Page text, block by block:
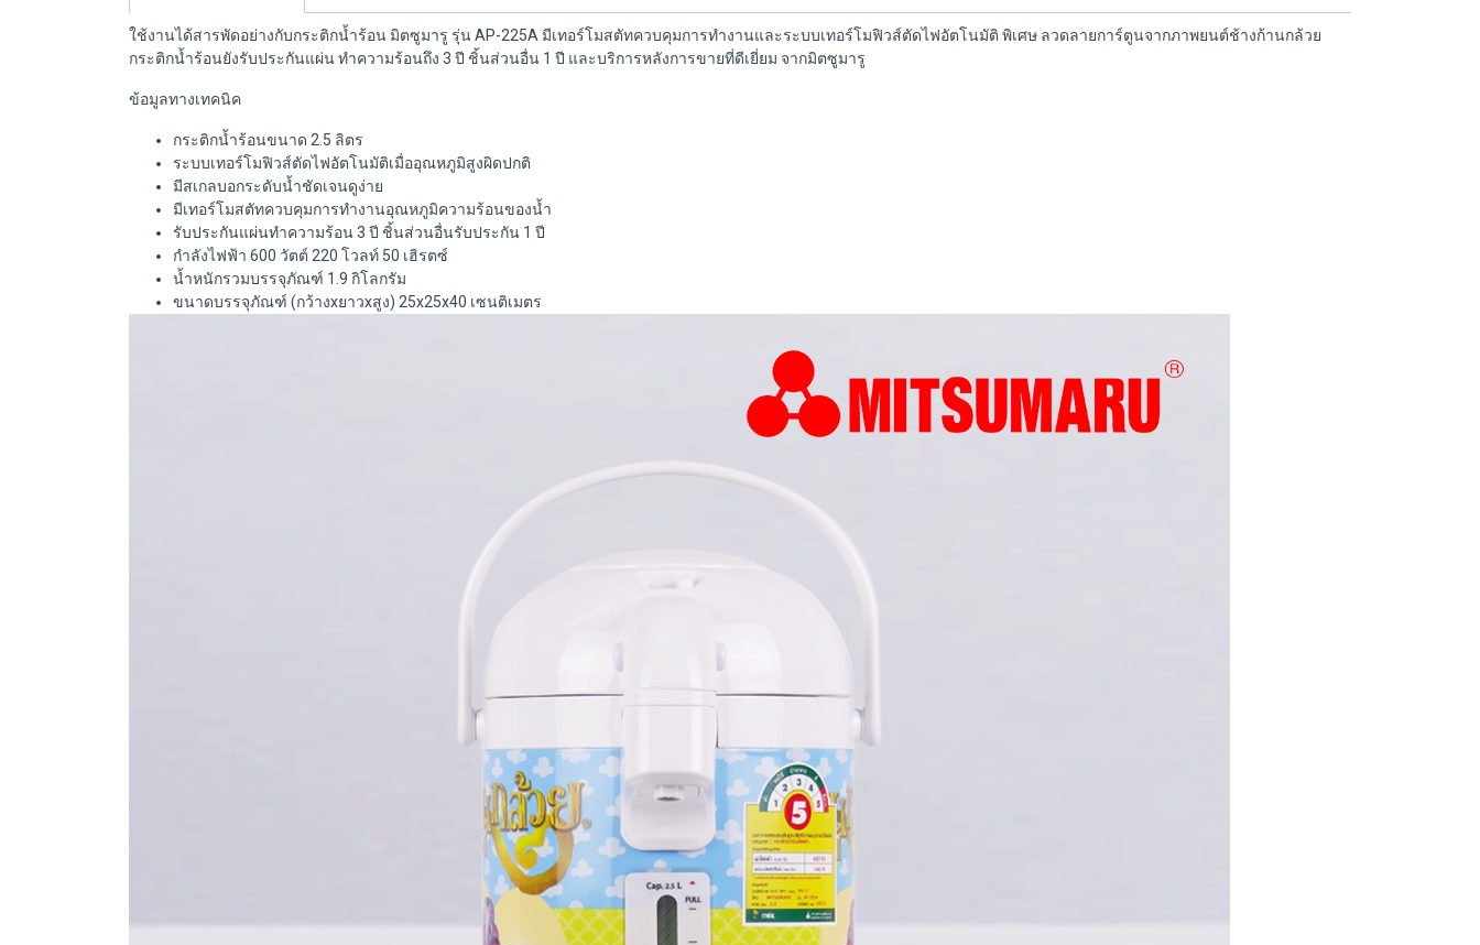
ใช้งานได้สารพัดอย่างกับกระติกน้ำร้อน มิตซูมารู รุ่น AP-225A มีเทอร์โมสตัทควบคุมการทำงานและระบบเทอร์โมฟิวส์ตัดไฟอัตโนมัติ พิเศษ ลวดลายการ์ตูนจากภาพยนต์ช้างก้านกล้วย
กระติกน้ำร้อนยังรับประกันแผ่น ทำความร้อนถึง 3 ปี ชิ้นส่วนอื่น 1 ปี และบริการหลังการขายที่ดีเยี่ยม จากมิตซูมารู
ข้อมูลทางเทคนิค
กระติกน้ำร้อนขนาด 2.5 ลิตร
ระบบเทอร์โมฟิวส์ตัดไฟอัตโนมัติเมื่ออุณหภูมิสูงผิดปกติ
มีสเกลบอกระดับน้ำชัดเจนดูง่าย
มีเทอร์โมสตัทควบคุมการทำงานอุณหภูมิความร้อนของน้ำ
รับประกันแผ่นทำความร้อน 3 ปี ชิ้นส่วนอื่นรับประกัน 1 ปี
กำลังไฟฟ้า 600 วัตต์ 220 โวลท์ 50 เฮิรตซ์
น้ำหนักรวมบรรจุภัณฑ์ 1.9 กิโลกรัม
ขนาดบรรจุภัณฑ์ (กว้างxยาวxสูง) 25x25x40 เซนติเมตร